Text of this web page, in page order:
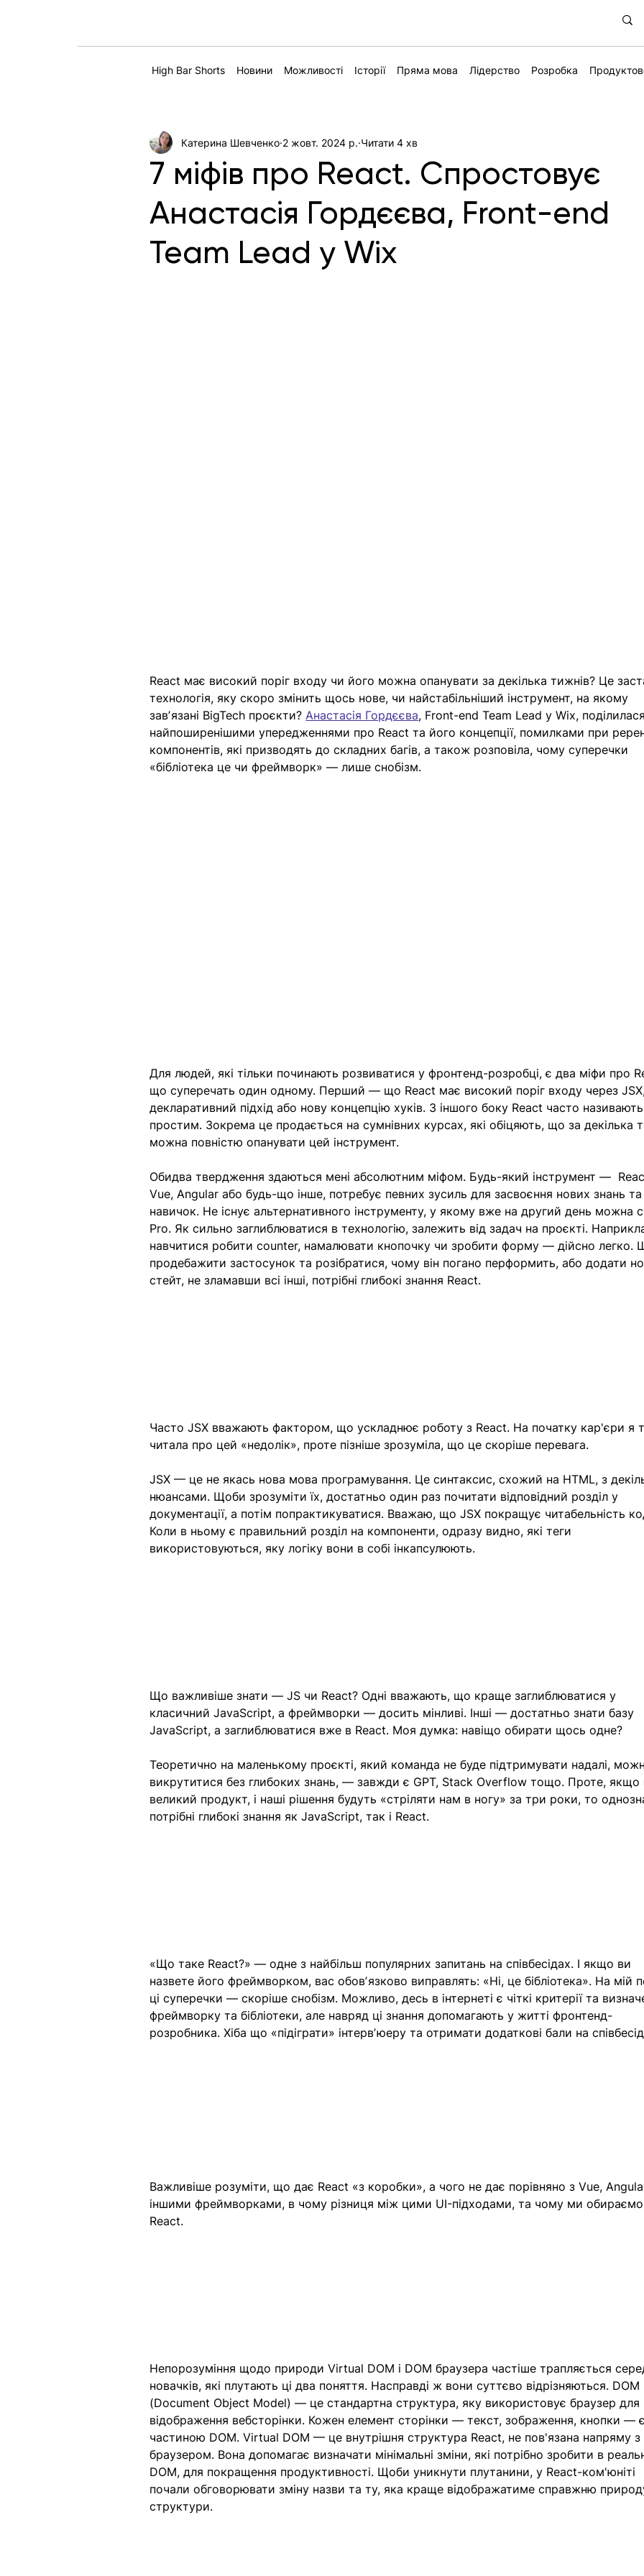
High Bar Shorts Новини Можливості Історії Пряма мова Лідерство Розробка
7 міфів про React. Спростовує
Анастасія Гордєєва, Front-end
Team Lead у Wix
Катерина Шевченко 2 жовт. 2024 р. Читати 4 хв
React має високий поріг входу чи його можна опанувати за декілька тижнів? Це
технологія, яку скоро змінить щось нове, чи найстабільніший інструмент, на якому
завʼязані BigTech проєкти? Анастасія Гордєєва, Front-end Team Lead у Wix, поділилася
найпоширенішими упередженнями про React та його концепції, помилками при
компонентів, які призводять до складних багів, а також розповіла, чому суперечки
«бібліотека це чи фреймворк» — лише снобізм.
Для людей, які тільки починають розвиватися у фронтенд-розробці, є два міфи про
що суперечать один одному. Перший — що React має високий поріг входу через
декларативний підхід або нову концепцію хуків. З іншого боку React часто називають
простим. Зокрема це продається на сумнівних курсах, які обіцяють, що за декілька
можна повністю опанувати цей інструмент.
Обидва твердження здаються мені абсолютним міфом. Будь-який інструмент —
Vue, Angular або будь-що інше, потребує певних зусиль для засвоєння нових знань та
навичок. Не існує альтернативного інструменту, у якому вже на другий день можна
Pro. Як сильно заглиблюватися в технологію, залежить від задач на проєкті.
навчитися робити counter, намалювати кнопочку чи зробити форму — дійсно легко.
продебажити застосунок та розібратися, чому він погано перформить, або додати
стейт, не зламавши всі інші, потрібні глибокі знання React.
Часто JSX вважають фактором, що ускладнює роботу з React. На початку кар'єри я
читала про цей «недолік», проте пізніше зрозуміла, що це скоріше перевага.
JSX — це не якась нова мова програмування. Це синтаксис, схожий на HTML, з
нюансами. Щоби зрозуміти їх, достатньо один раз почитати відповідний розділ у
документації, а потім попрактикуватися. Вважаю, що JSX покращує читабельність
Коли в ньому є правильний розділ на компоненти, одразу видно, які теги
використовуються, яку логіку вони в собі інкапсулюють.
Що важливіше знати — JS чи React? Одні вважають, що краще заглиблюватися у
класичний JavaScript, а фреймворки — досить мінливі. Інші — достатньо знати базу
JavaScript, а заглиблюватися вже в React. Моя думка: навіщо обирати щось одне?
Теоретично на маленькому проєкті, який команда не буде підтримувати надалі,
викрутитися без глибоких знань, — завжди є GPT, Stack Overflow тощо. Проте, якщо
великий продукт, і наші рішення будуть «стріляти нам в ногу» за три роки, то
потрібні глибокі знання як JavaScript, так і React.
«Що таке React?» — одне з найбільш популярних запитань на співбесідах. І якщо ви
назвете його фреймворком, вас обовʼязково виправлять: «Ні, це бібліотека». На мій
ці суперечки — скоріше снобізм. Можливо, десь в інтернеті є чіткі критерії та
фреймворку та бібліотеки, але навряд ці знання допомагають у житті фронтенд-
розробника. Хіба що «підіграти» інтервʼюеру та отримати додаткові бали на
Важливіше розуміти, що дає React «з коробки», а чого не дає порівняно з Vue,
іншими фреймворками, в чому різниця між цими UI-підходами, та чому ми
React.
Непорозуміння щодо природи Virtual DOM і DOM браузера частіше трапляється
новачків, які плутають ці два поняття. Насправді ж вони суттєво відрізняються. DOM
(Document Object Model) — це стандартна структура, яку використовує браузер для
відображення вебсторінки. Кожен елемент сторінки — текст, зображення, кнопки — є
частиною DOM. Virtual DOM — це внутрішня структура React, не пов'язана напряму з
браузером. Вона допомагає визначати мінімальні зміни, які потрібно зробити в
DOM, для покращення продуктивності. Щоби уникнути плутанини, у React-ком'юніті
почали обговорювати зміну назви та ту, яка краще відображатиме справжню
структури.